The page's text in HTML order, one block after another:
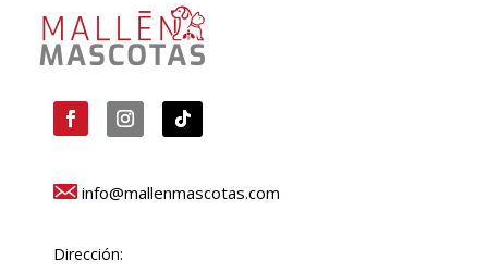
info@mallenmascotas.com
Dirección: